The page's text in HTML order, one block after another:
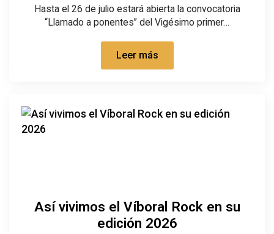
Hasta el 26 de julio estará abierta la convocatoria
“Llamado a ponentes” del Vigésimo primer…
Leer más
Así vivimos el Víboral Rock en su
edición 2026